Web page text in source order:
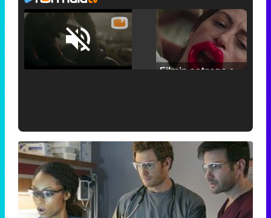
Unmute /
Loaded:
25.30%
'120 Minutos' celebra sus 2.000 programas en Telemadrid con un vídeo del día a día en la redacción
Tráiler de '33 días', la nueva serie de Atresplayer con Julián Villagrán y José Manuel Poga